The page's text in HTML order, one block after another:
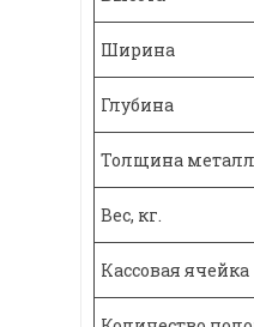
Ширина
Глубина
Толщина
Вес, кг.
Кассовая ячейка